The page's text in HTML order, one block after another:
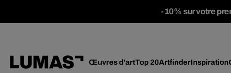
-10% sur votre
Œuvres d'artTop 20ArtfinderInspiration